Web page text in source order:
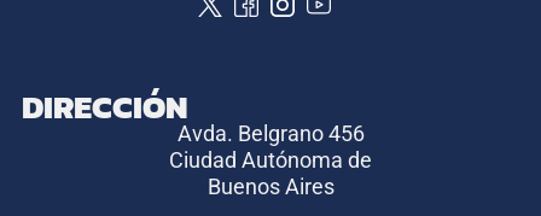
DIRECCIÓN
Avda. Belgrano 456
Ciudad Autónoma de
Buenos Aires